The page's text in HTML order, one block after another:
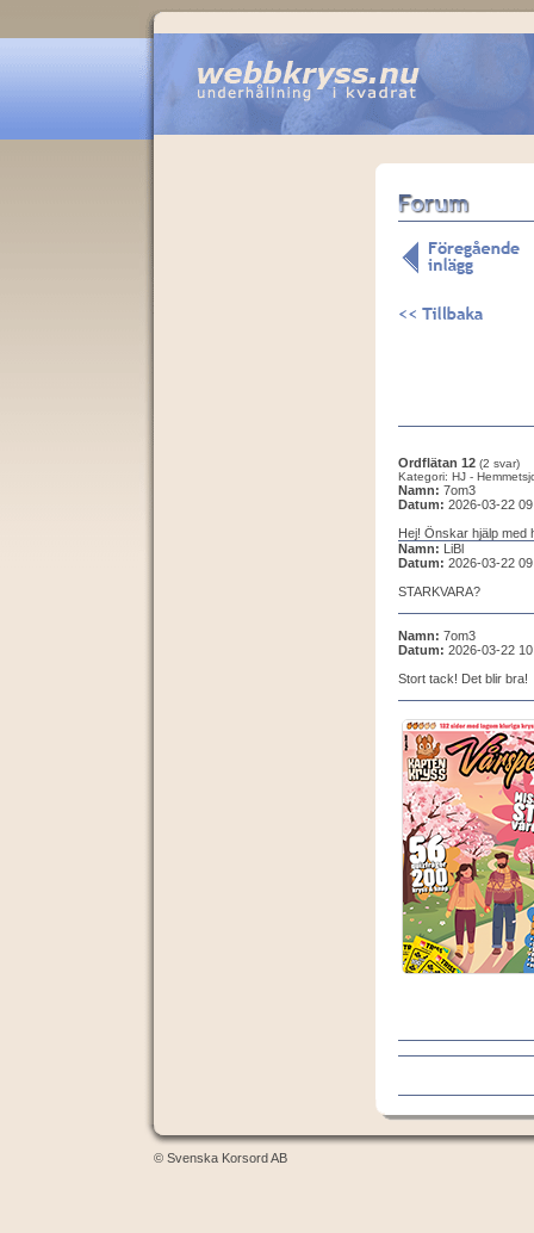
Ordflätan 12 (2 svar)
Kategori: HJ -
Namn: 7om3
Datum: 2026-03-22
Hej! Önskar hjälp med
Namn: LiBl
Datum: 2026-03-22
STARKVARA?
Namn: 7om3
Datum: 2026-03-22
Stort tack! Det blir bra!
© Svenska Korsord AB